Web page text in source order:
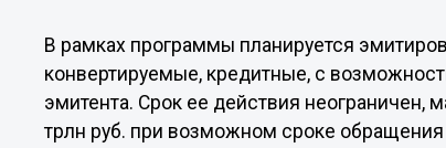
В рамках программы планируется
конвертируемые, кредитные, с
эмитента. Срок ее действия неограничен,
трлн руб. при возможном сроке обращения